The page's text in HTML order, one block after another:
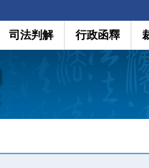
司法判解 行政函釋